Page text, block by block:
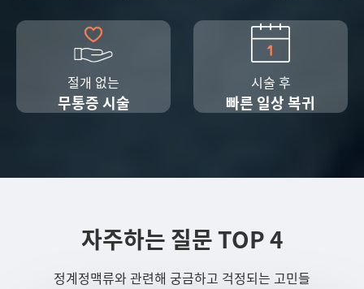
절개 없는
무통증 시술
시술 후
빠른 일상 복귀
자주하는 질문 TOP 4
정계정맥류와 관련해 궁금하고 걱정되는 고민들